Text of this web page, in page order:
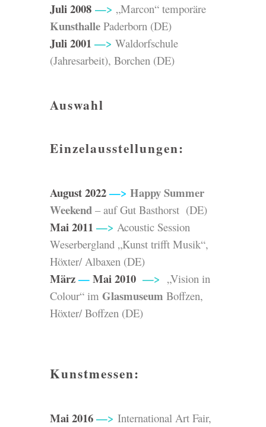
Juli 2008 —> „Marcon“ temporäre
Kunsthalle Paderborn (DE)
Juli 2001 —> Waldorfschule
(Jahresarbeit), Borchen (DE)
Auswahl
Einzelausstellungen:
August 2022—> Happy Summer
Weekend – aufGut Basthorst (DE)
Mai 2011 —> Acoustic Session
Weserbergland „Kunst trifft Musik“,
Höxter/ Albaxen (DE)
März—Mai 2010 —> „Vision in
Colour“ im Glasmuseum Boffzen,
Höxter/ Boffzen (DE)
Kunstmessen:
Mai 2016—> International Art Fair,